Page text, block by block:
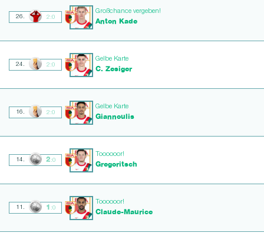
26. 2:0
Großchance vergeben!
Anton Kade
24. 2:0
Gelbe Karte
C. Zesiger
16. 2:0
Gelbe Karte
Giannoulis
14. 2 :0
Toooooor!
Gregoritsch
11. 1 :0
Toooooor!
Claude-Maurice